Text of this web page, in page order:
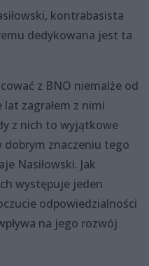
kontrabasista
dedykowana jest ta
z BNO niemalże od
zagrałem z nimi
z nich to wyjątkowe
dobrym znaczeniu tego
Nasiłowski. Jak
występuje jeden
odpowiedzialności
na jego rozwój